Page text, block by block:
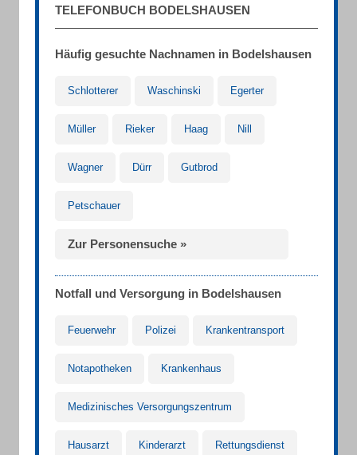
TELEFONBUCH BODELSHAUSEN
Häufig gesuchte Nachnamen in Bodelshausen
Schlotterer Waschinski Egerter
Müller Rieker Haag Nill
Wagner Dürr Gutbrod
Petschauer
Zur Personensuche »
Notfall und Versorgung in Bodelshausen
Feuerwehr Polizei Krankentransport
Notapotheken Krankenhaus
Medizinisches Versorgungszentrum
Hausarzt Kinderarzt Rettungsdienst